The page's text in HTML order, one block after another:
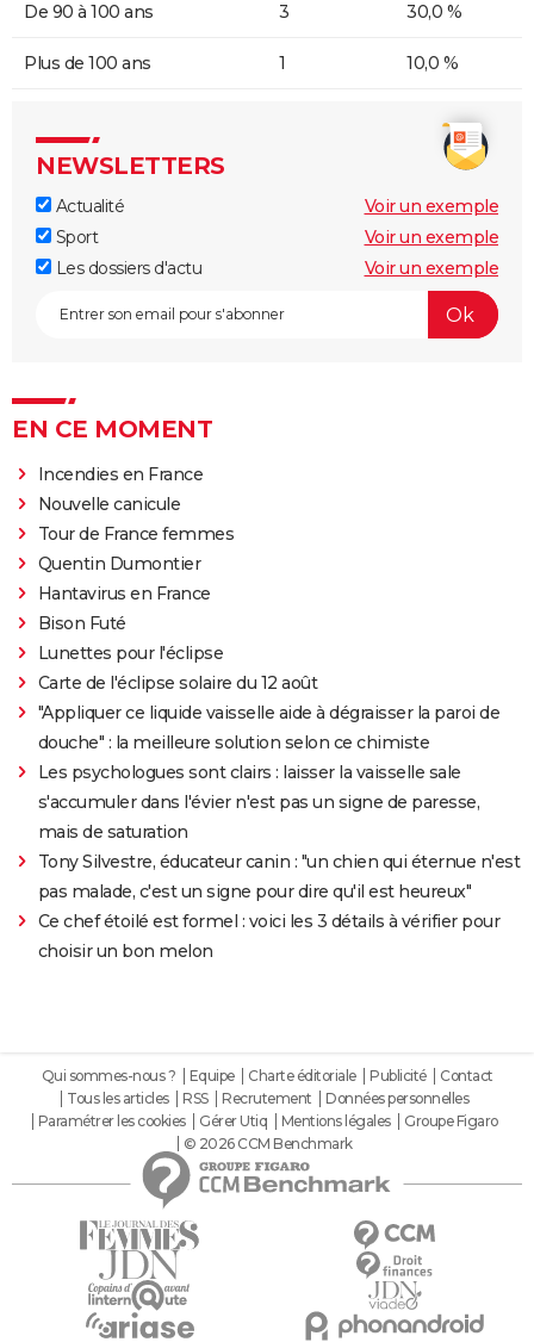
De 90 à 100 ans 3 30,0 %
Plus de 100 ans 1 10,0 %
NEWSLETTERS
Actualité
Voir un exemple
Sport
Voir un exemple
Les dossiers d'actu
Voir un exemple
EN CE MOMENT
Incendies en France
Nouvelle canicule
Tour de France femmes
Quentin Dumontier
Hantavirus en France
Bison Futé
Lunettes pour l'éclipse
Carte de l'éclipse solaire du 12 août
"Appliquer ce liquide vaisselle aide à dégraisser la paroi de
douche" : la meilleure solution selon ce chimiste
Les psychologues sont clairs : laisser la vaisselle sale
s'accumuler dans l'évier n'est pas un signe de paresse,
mais de saturation
Tony Silvestre, éducateur canin : "un chien qui éternue n'est
pas malade, c'est un signe pour dire qu'il est heureux"
Ce chef étoilé est formel : voici les 3 détails à vérifier pour
choisir un bon melon
Qui sommes-nous ? Equipe Charte éditoriale Publicité
Contact
Tous les articles
RSS Recrutement
Données personnelles
Paramétrer les cookies
Gérer Utiq Mentions légales
Groupe Figaro
© 2026 CCM Benchmark